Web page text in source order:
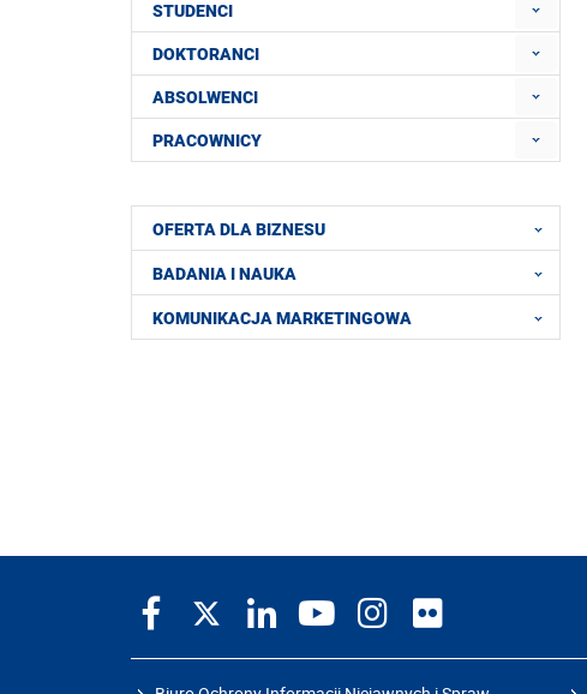
STUDENCI
DOKTORANCI
ABSOLWENCI
PRACOWNICY
OFERTA DLA BIZNESU
BADANIA I NAUKA
KOMUNIKACJA MARKETINGOWA